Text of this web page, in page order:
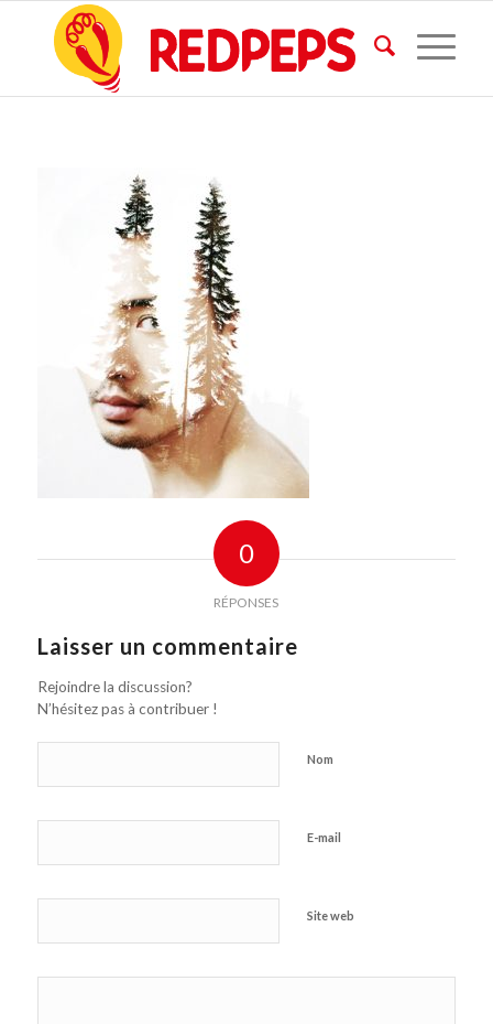
0
RÉPONSES
Laisser un commentaire
Rejoindre la discussion?
N’hésitez pas à contribuer !
Nom
E-mail
Site web